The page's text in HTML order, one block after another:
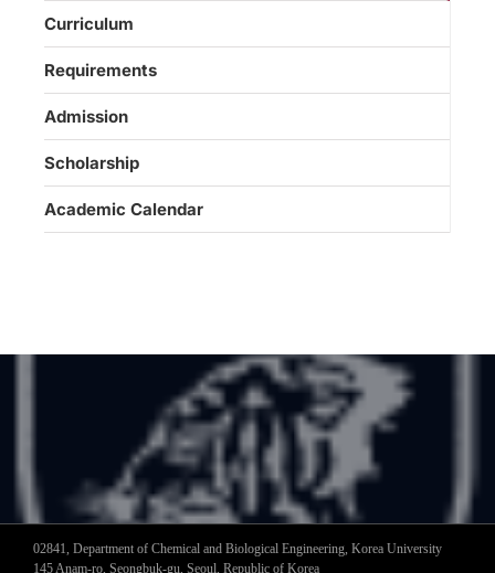
Curriculum
Requirements
Admission
Scholarship
Academic Calendar
02841, Department of Chemical and Biological Engineering, Korea University
145 Anam-ro, Seongbuk-gu, Seoul, Republic of Korea